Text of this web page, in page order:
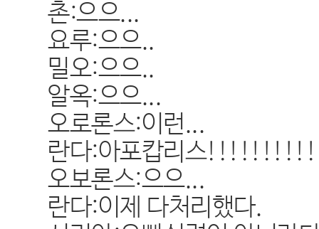
촌:으으...
요루:으으..
밀오:으으..
알옥:으으...
오로론스:이런...
란다:아포캅리스
오보론스:으으...
란다:이제 다처리했다.